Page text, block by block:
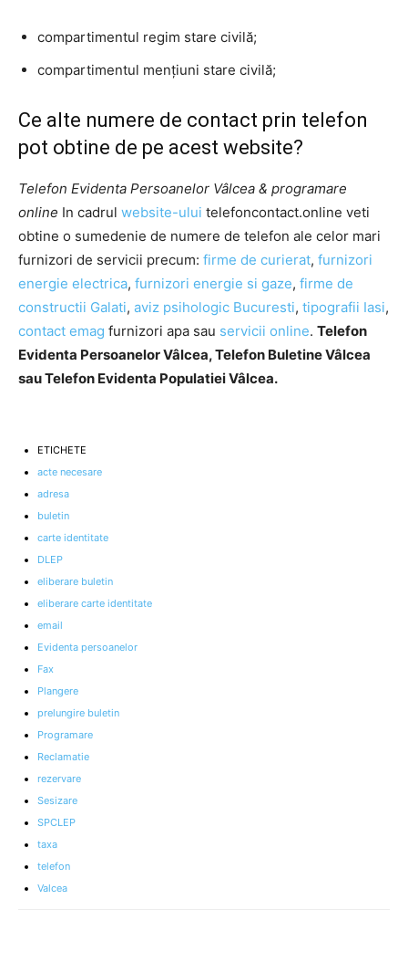
compartimentul regim stare civilă;
compartimentul mențiuni stare civilă;
Ce alte numere de contact prin telefon
pot obtine de pe acest website?
Telefon Evidenta Persoanelor Vâlcea & programare
online In cadrul website-ului telefoncontact.online veti
obtine o sumedenie de numere de telefon ale celor mari
furnizori de servicii precum: firme de curierat, furnizori
energie electrica, furnizori energie si gaze, firme de
constructii Galati, aviz psihologic Bucuresti, tipografii Iasi,
contact emag furnizori apa sau servicii online. Telefon
Evidenta Persoanelor Vâlcea, Telefon Buletine Vâlcea
sau Telefon Evidenta Populatiei Vâlcea.
ETICHETE
acte necesare
adresa
buletin
carte identitate
DLEP
eliberare buletin
eliberare carte identitate
email
Evidenta persoanelor
Fax
Plangere
prelungire buletin
Programare
Reclamatie
rezervare
Sesizare
SPCLEP
taxa
telefon
Valcea